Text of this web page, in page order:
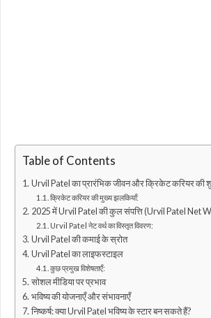
Table of Contents
Urvil Patel का प्रारंभिक जीवन और क्रिकेट करियर
क्रिकेट करियर की मुख्य झलकियाँ:
2025 में Urvil Patel की कुल संपत्ति (Urvil Patel Net
Urvil Patel नेट वर्थ का विस्तृत विवरण:
Urvil Patel की कमाई के स्रोत
Urvil Patel का लाइफस्टाइल
कुछ प्रमुख विशेषताएँ:
सोशल मीडिया पर प्रभाव
भविष्य की योजनाएँ और संभावनाएँ
निष्कर्ष: क्या Urvil Patel भविष्य के स्टार बन सकते हैं?